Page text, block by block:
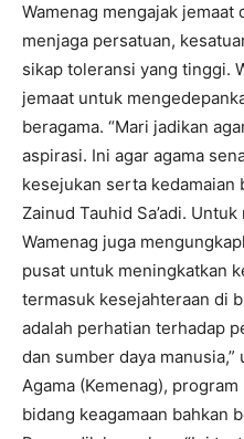
Wamenag mengajak jemaat
menjaga persatuan,
sikap toleransi yang tinggi.
jemaat untuk
beragama. “Mari jadikan
aspirasi. Ini agar agama
kesejukan serta kedamaian
Zainud Tauhid Sa’adi.
Wamenag juga
pusat untuk meningkatkan
termasuk kesejahteraan di
adalah perhatian terhadap
dan sumber daya
Agama (Kemenag),
bidang keagamaan bahkan